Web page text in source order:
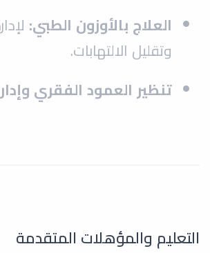
العلاج بالأوزون الطبي:
وتقليل الالتهابات.
تنظير العمود الفقري
التعليم والمؤهلات المتقدمة